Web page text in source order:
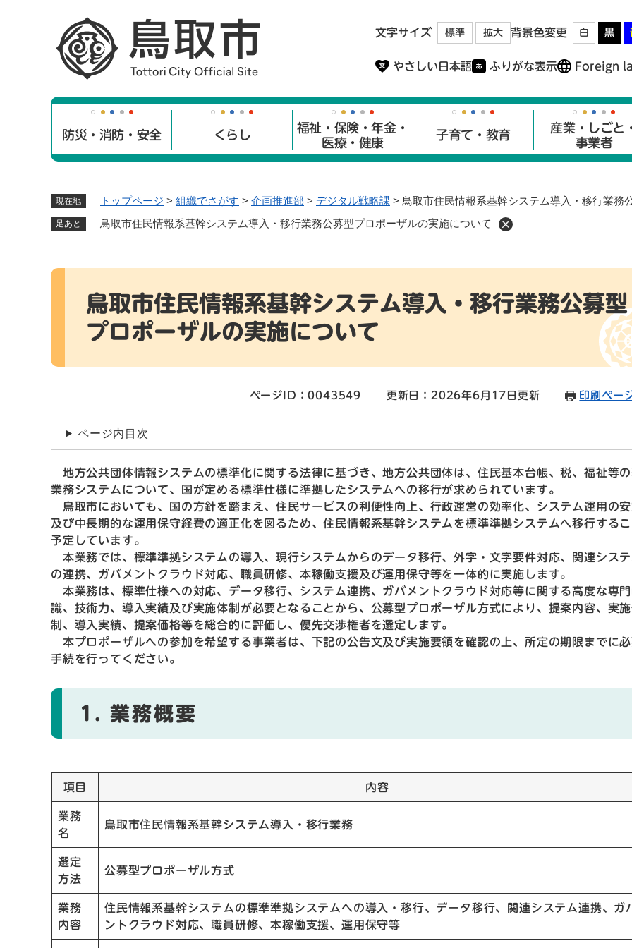
文字サイズ 標準 拡大 背景色変更 白 黒
やさしい日本語 ふりがな表示 Foreign
防災・消防・安全 くらし
福祉・保険・年金・
医療・健康
子育て・教育
産業・しごと
事業者
現在地 トップページ > 組織でさがす > 企画推進部 > デジタル戦略課 > 鳥取市住民情報系基幹システム導入・移行業務
足あと 鳥取市住民情報系基幹システム導入・移行業務公募型プロポーザルの実施について
本
鳥取市住民情報系基幹システム導入・移行業務公募型
プロポーザルの実施について
ページID：0043549 更新日：2026年6月17日更新 印刷ペー
ページ内目次
地方公共団体情報システムの標準化に関する法律に基づき、地方公共団体は、住民基本台帳、税、福祉等
業務システムについて、国が定める標準仕様に準拠したシステムへの移行が求められています。
鳥取市においても、国の方針を踏まえ、住民サービスの利便性向上、行政運営の効率化、システム運用の
及び中長期的な運用保守経費の適正化を図るため、住民情報系基幹システムを標準準拠システムへ移行する
予定しています。
本業務では、標準準拠システムの導入、現行システムからのデータ移行、外字・文字要件対応、関連シス
の連携、ガバメントクラウド対応、職員研修、本稼働支援及び運用保守等を一体的に実施します。
本業務は、標準仕様への対応、データ移行、システム連携、ガバメントクラウド対応等に関する高度な専
識、技術力、導入実績及び実施体制が必要となることから、公募型プロポーザル方式により、提案内容、実
制、導入実績、提案価格等を総合的に評価し、優先交渉権者を選定します。
本プロポーザルへの参加を希望する事業者は、下記の公告文及び実施要領を確認の上、所定の期限までに
手続を行ってください。
1. 業務概要
項目 内容
業務
名
鳥取市住民情報系基幹システム導入・移行業務
選定
方法
公募型プロポーザル方式
業務
内容
住民情報系基幹システムの標準準拠システムへの導入・移行、データ移行、関連システム連携、ガ
ントクラウド対応、職員研修、本稼働支援、運用保守等